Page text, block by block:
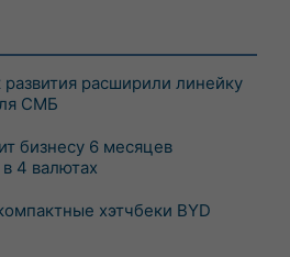
расширили линейку
СМБ
бизнесу 6 месяцев
4 валютах
хэтчбеки BYD